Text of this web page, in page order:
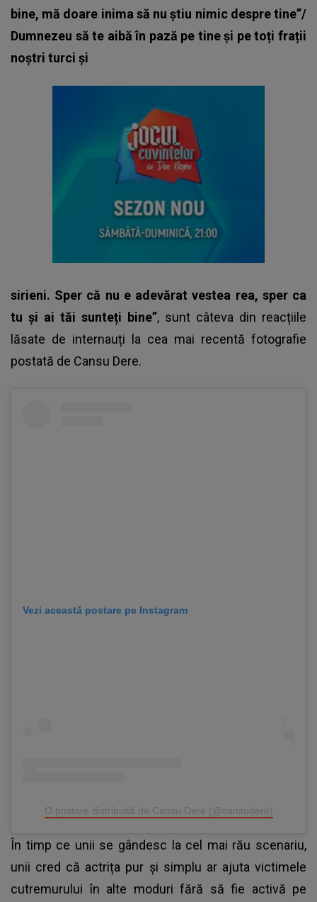
bine, mă doare inima să nu știu nimic despre tine”/
Dumnezeu să te aibă în pază pe tine și pe toți frații
noștri turci și
sirieni. Sper că nu e adevărat vestea rea, sper ca
tu și ai tăi sunteți bine”, sunt câteva din reacțiile
lăsate de internauți la cea mai recentă fotografie
postată de Cansu Dere.
Vezi această postare pe Instagram
O postare distribuită de Cansu Dere (@cansudere)
În timp ce unii se gândesc la cel mai rău scenariu,
unii cred că actrița pur și simplu ar ajuta victimele
cutremurului în alte moduri fără să fie activă pe